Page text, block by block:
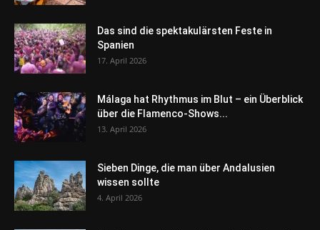
Das sind die spektakulärsten Feste in
Spanien
17. April 2026
Málaga hat Rhythmus im Blut – ein Überblick
über die Flamenco-Shows...
13. April 2026
Sieben Dinge, die man über Andalusien
wissen sollte
4. April 2026